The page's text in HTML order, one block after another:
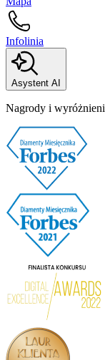
Infolinia
Asystent AI
Nagrody i